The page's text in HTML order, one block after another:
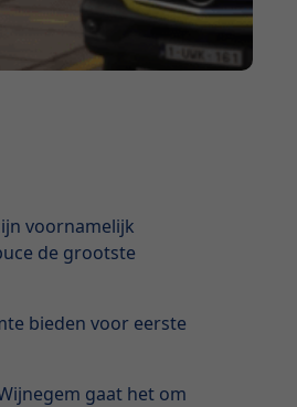
voornamelijk
de grootste
bieden voor eerste
gaat het om